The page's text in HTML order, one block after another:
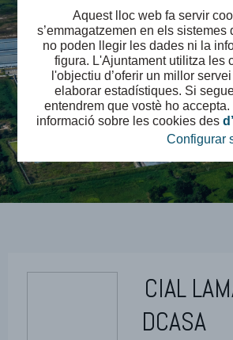
CIAL
DCASA
Aquest lloc web fa servir
s’emmagatzemen en els sistemes
no poden llegir les dades ni la
figura. L'Ajuntament utilitza les
l'objectiu d’oferir un millor
elaborar estadístiques. Si
entendrem que vostè ho
informació sobre les cookies des
Configurar